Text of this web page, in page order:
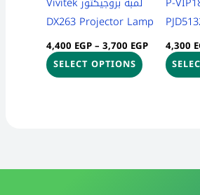
4,300
chosen
the
product
DX263 Projector Lamp
3,700 EGP
–
4,400 EGP
SELECT OPTIONS
chosen
the
product